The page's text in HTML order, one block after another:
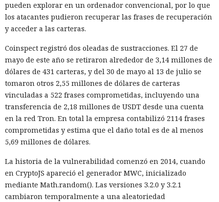
pueden explorar en un ordenador convencional, por lo que
los atacantes pudieron recuperar las frases de recuperación
y acceder a las carteras.
Coinspect registró dos oleadas de sustracciones. El 27 de
mayo de este año se retiraron alrededor de 3,14 millones de
dólares de 431 carteras, y del 30 de mayo al 13 de julio se
tomaron otros 2,55 millones de dólares de carteras
vinculadas a 522 frases comprometidas, incluyendo una
transferencia de 2,18 millones de USDT desde una cuenta
en la red Tron. En total la empresa contabilizó 2114 frases
comprometidas y estima que el daño total es de al menos
5,69 millones de dólares.
La historia de la vulnerabilidad comenzó en 2014, cuando
en CryptoJS apareció el generador MWC, inicializado
mediante Math.random(). Las versiones 3.2.0 y 3.2.1
cambiaron temporalmente a una aleatoriedad